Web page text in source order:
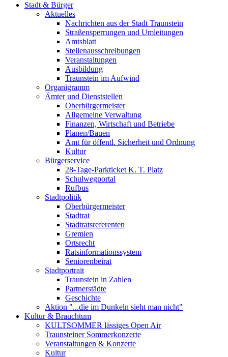
Stadt & Bürger
Aktuelles
Nachrichten aus der Stadt Traunstein
Straßensperrungen und Umleitungen
Amtsblatt
Stellenausschreibungen
Veranstaltungen
Ausbildung
Traunstein im Aufwind
Organigramm
Ämter und Dienststellen
Oberbürgermeister
Allgemeine Verwaltung
Finanzen, Wirtschaft und Betriebe
Planen/Bauen
Amt für öffentl. Sicherheit und Ordnung
Kultur
Bürgerservice
28-Tage-Parkticket K. T. Platz
Schulwegportal
Rufbus
Stadtpolitik
Oberbürgermeister
Stadtrat
Stadtratsreferenten
Gremien
Ortsrecht
Ratsinformationssystem
Seniorenbeirat
Stadtportrait
Traunstein in Zahlen
Partnerstädte
Geschichte
Aktion "...die im Dunkeln sieht man nicht"
Kultur & Brauchtum
KULTSOMMER lässiges Open Air
Traunsteiner Sommerkonzerte
Veranstaltungen & Konzerte
Kultur